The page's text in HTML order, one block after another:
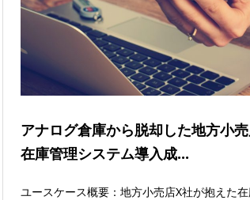
アナログ倉庫から脱却した地方小
在庫管理システム導入成...
ユースケース概要：地方小売店X社が抱えた